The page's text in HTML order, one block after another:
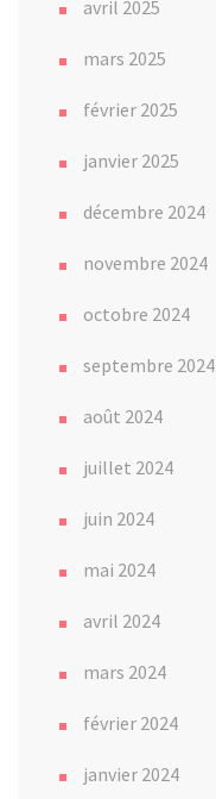
avril 2025
mars 2025
février 2025
janvier 2025
décembre 2024
novembre 2024
octobre 2024
septembre 2024
août 2024
juillet 2024
juin 2024
mai 2024
avril 2024
mars 2024
février 2024
janvier 2024